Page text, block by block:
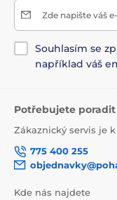
Zde napište váš
Souhlasím se
například váš
Potřebujete poradit
Zákaznický servis je
775 400 255
Kde nás najdete